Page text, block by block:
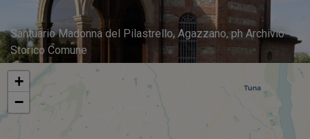
Santuario Madonna del Pilastrello, Agazzano, ph Archivio
Storico Comune
+
−